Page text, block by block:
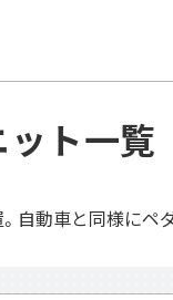
ト一覧
自動車と同様にペ